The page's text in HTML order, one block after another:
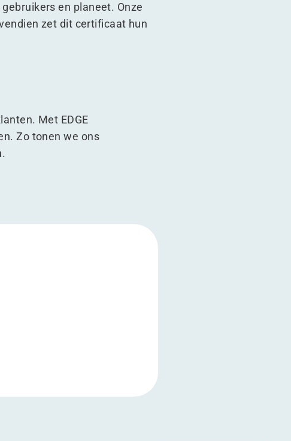
en planeet. Onze
zet dit certificaat hun
Met EDGE
Zo tonen we ons